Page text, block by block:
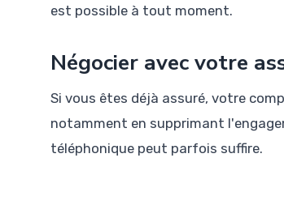
est possible à tout moment.
Négocier avec votre
Si vous êtes déjà assuré, votre
notamment en supprimant
téléphonique peut parfois suffire.